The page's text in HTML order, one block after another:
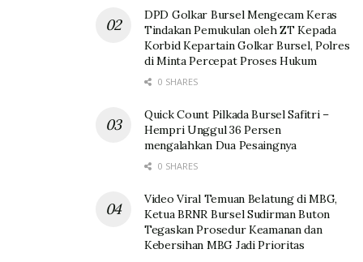
DPD Golkar Bursel Mengecam Keras
Tindakan Pemukulan oleh ZT Kepada
Korbid Kepartain Golkar Bursel, Polres
di Minta Percepat Proses Hukum
0 SHARES
Quick Count Pilkada Bursel Safitri –
Hempri Unggul 36 Persen
mengalahkan Dua Pesaingnya
0 SHARES
Video Viral Temuan Belatung di MBG,
Ketua BRNR Bursel Sudirman Buton
Tegaskan Prosedur Keamanan dan
Kebersihan MBG Jadi Prioritas